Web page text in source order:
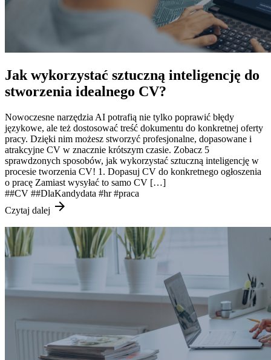
Jak wykorzystać sztuczną inteligencję do
stworzenia idealnego CV?
Nowoczesne narzędzia AI potrafią nie tylko poprawić błędy
językowe, ale też dostosować treść dokumentu do konkretnej oferty
pracy. Dzięki nim możesz stworzyć profesjonalne, dopasowane i
atrakcyjne CV w znacznie krótszym czasie. Zobacz 5
sprawdzonych sposobów, jak wykorzystać sztuczną inteligencję w
procesie tworzenia CV! 1. Dopasuj CV do konkretnego ogłoszenia
o pracę Zamiast wysyłać to samo CV […]
##CV ##DlaKandydata #hr #praca
Czytaj dalej arrow_forward